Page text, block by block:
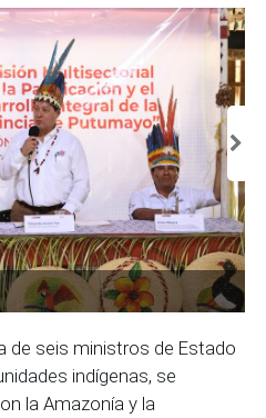
de seis ministros de Estado
indígenas, se
la Amazonía y la